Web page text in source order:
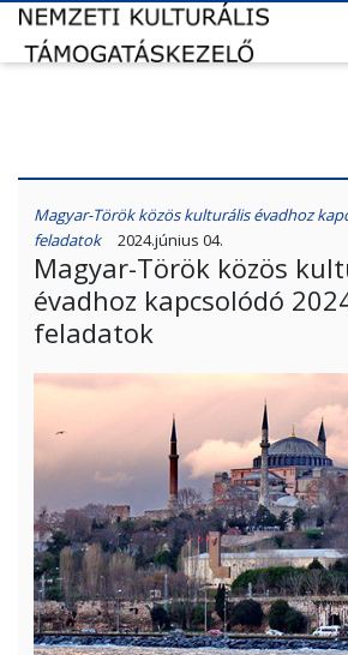
Magyar-Török közös kulturális évadhoz
feladatok
2024.június 04.
Magyar-Török közös
évadhoz kapcsolódó
feladatok